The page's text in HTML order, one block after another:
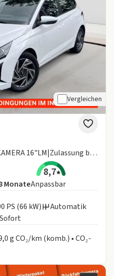
Vergleichen
1.0 DCT TREND LED NAVI KAMERA 16"LM|Zulassung bis 31.08.26
8,7
MonateAnpassbar
PS (66 kW)
Automatik
g CO₂/km (komb.) • CO₂-